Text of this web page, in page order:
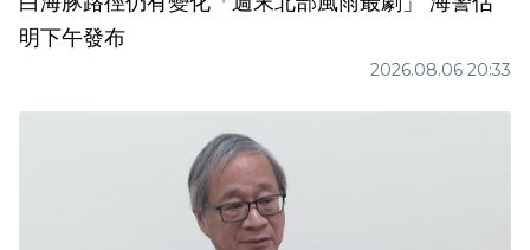
明下午發布
2026.08.06 20:33